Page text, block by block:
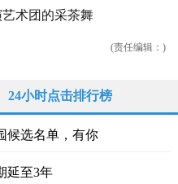
术团的采茶舞
(责任编辑：)
24小时点击排行榜
候选名单，有你
延至3年